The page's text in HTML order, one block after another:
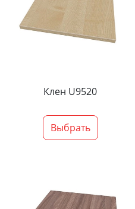
Клен U9520
Выбрать